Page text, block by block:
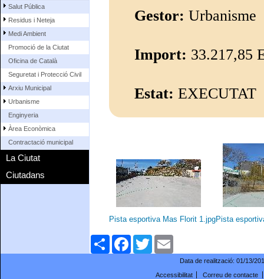
Salut Pública
Residus i Neteja
Medi Ambient
Promoció de la Ciutat
Oficina de Català
Seguretat i Protecció Civil
Arxiu Municipal
Urbanisme
Enginyeria
Àrea Econòmica
Contractació municipal
La Ciutat
Ciutadans
Gestor: Urbanisme
Import: 33.217,85
Estat: EXECUTAT
Pista esportiva Mas Florit 1.jpgPista
ComparteixFacebookTwitter
Data de realització: 01/13/
Accessibilitat
Correu de contacte